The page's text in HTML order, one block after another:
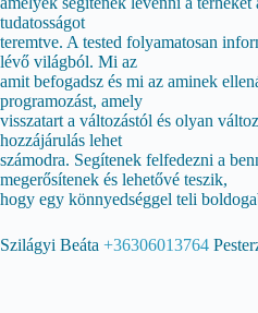
tudatosságot
teremtve. A tested folyamatosan
lévő világból. Mi az
amit befogadsz és mi az aminek
programozást, amely
visszatart a változástól és olyan
hozzájárulás lehet
számodra. Segítenek felfedezni a
megerősítenek és lehetővé teszik,
hogy egy könnyedséggel teli
Szilágyi Beáta +36306013764